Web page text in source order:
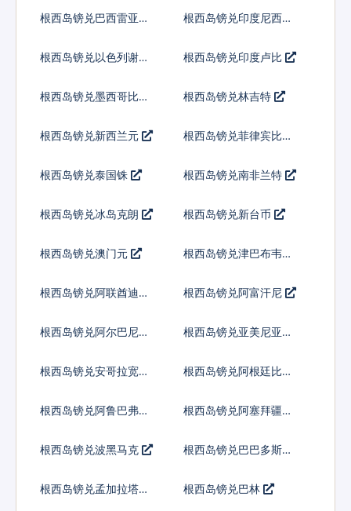
根西岛镑兑巴西雷亚尔
根西岛镑兑印度尼西亚
根西岛镑兑以色列谢克
根西岛镑兑印度卢比
根西岛镑兑墨西哥比索 根西岛镑兑林吉特
根西岛镑兑新西兰元 根西岛镑兑菲律宾比索
根西岛镑兑泰国铢 根西岛镑兑南非兰特
根西岛镑兑冰岛克朗 根西岛镑兑新台币
根西岛镑兑澳门元 根西岛镑兑津巴布韦币
根西岛镑兑阿联酋迪拉
根西岛镑兑阿富汗尼
根西岛镑兑阿尔巴尼亚
根西岛镑兑亚美尼亚德
根西岛镑兑安哥拉宽扎 根西岛镑兑阿根廷比索
根西岛镑兑阿鲁巴弗罗
根西岛镑兑阿塞拜疆马
根西岛镑兑波黑马克 根西岛镑兑巴巴多斯元
根西岛镑兑孟加拉塔卡 根西岛镑兑巴林